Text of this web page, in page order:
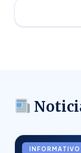
INFORMATIVO